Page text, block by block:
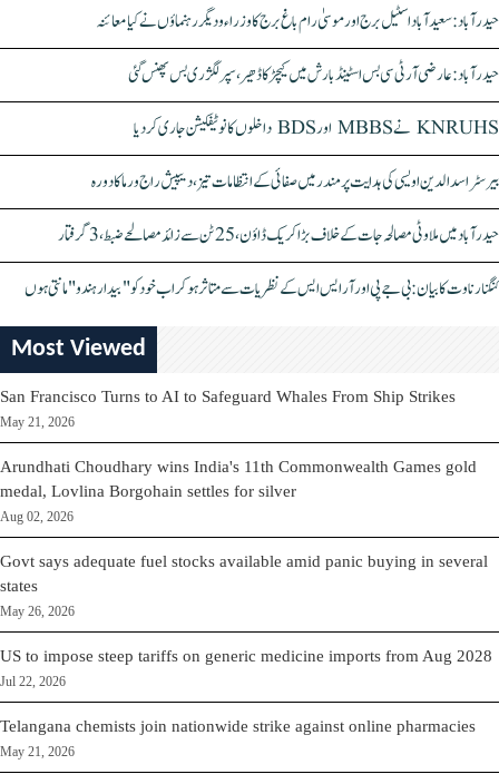
حیدرآباد: سعیدآباد اسٹیل برج اور موسیٰ رام باغ برج کا وزراء و دیگر رہنماؤں نے کیا معائنہ
حیدرآباد: عارضی آر ٹی سی بس اسٹینڈ بارش میں کیچڑ کا ڈھیر، سپر لگژری بس پھنس گئی
KNRUHS نے MBBS اور BDS داخلوں کا نوٹیفکیشن جاری کر دیا
بیرسٹر اسدالدین اویسی کی ہدایت پر مندر میں صفائی کے انتظامات تیز، دیپیش راج ورما کا دورہ
حیدرآباد میں ملاوٹی مصالحہ جات کے خلاف بڑا کریک ڈاؤن، 25 ٹن سے زائد مصالحے ضبط، 3 گرفتار
کنگنا رناوت کا بیان: بی جے پی اور آر ایس ایس کے نظریات سے متاثر ہو کر اب خود کو "بیدار ہندو" مانتی ہوں
Most Viewed
San Francisco Turns to AI to Safeguard Whales From Ship Strikes
May 21, 2026
Arundhati Choudhary wins India's 11th Commonwealth Games gold
medal, Lovlina Borgohain settles for silver
Aug 02, 2026
Govt says adequate fuel stocks available amid panic buying in several
states
May 26, 2026
US to impose steep tariffs on generic medicine imports from Aug 2028
Jul 22, 2026
Telangana chemists join nationwide strike against online pharmacies
May 21, 2026